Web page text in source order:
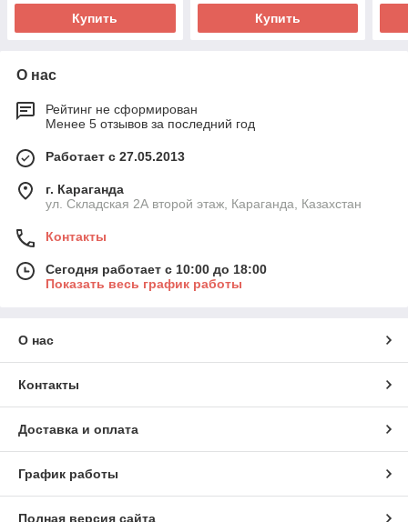
Купить Купить
О нас
Рейтинг не сформирован
Менее 5 отзывов за последний год
Работает с 27.05.2013
г. Караганда
ул. Складская 2А второй этаж, Караганда, Казахстан
Контакты
Сегодня работает с 10:00 до 18:00
Показать весь график работы
О нас
Контакты
Доставка и оплата
График работы
Полная версия сайта